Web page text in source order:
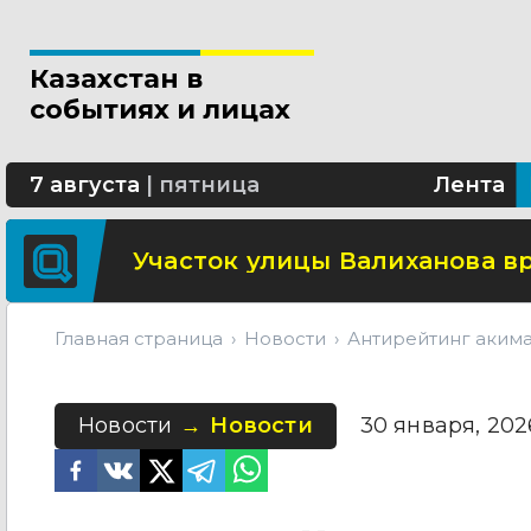
Казахстан в
событиях и лицах
7 августа пятница Лента
Минтранспорта утвердило
СОР и СОЧ планируют
Участок улицы Валиханова
Главная страница Новости Антирейтинг
Новости Новости 30 января,